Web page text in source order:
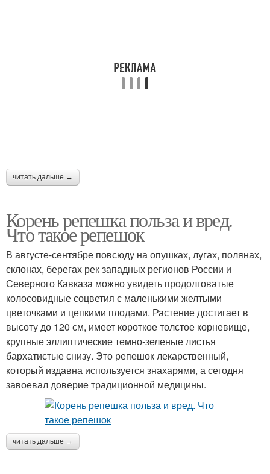
читать дальше →
Корень репешка польза и вред.
Что такое репешок
В августе-сентябре повсюду на опушках, лугах, полянах,
склонах, берегах рек западных регионов России и
Северного Кавказа можно увидеть продолговатые
колосовидные соцветия с маленькими желтыми
цветочками и цепкими плодами. Растение достигает в
высоту до 120 см, имеет короткое толстое корневище,
крупные эллиптические темно-зеленые листья
бархатистые снизу. Это репешок лекарственный,
который издавна используется знахарями, а сегодня
завоевал доверие традиционной медицины.
читать дальше →